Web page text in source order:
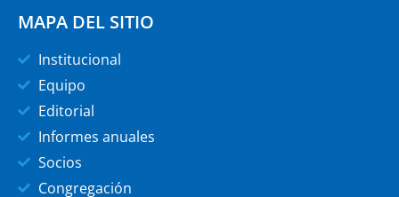
MAPA DEL SITIO
Institucional
Equipo
Editorial
Informes anuales
Socios
Congregación